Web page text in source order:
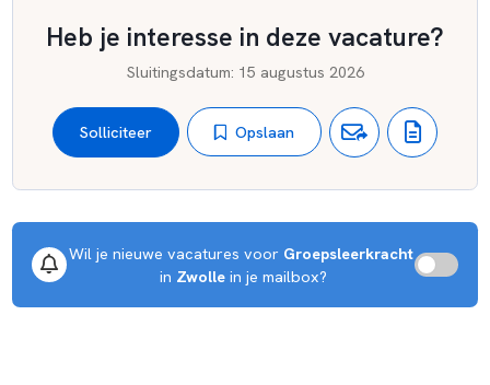
Heb je interesse in deze vacature?
Sluitingsdatum: 15 augustus 2026
Solliciteer Opslaan
Wil je nieuwe vacatures voor Groepsleerkracht
in Zwolle in je mailbox?